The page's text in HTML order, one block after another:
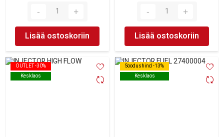
Lisää ostoskoriin Lisää ostoskoriin
OUTLET -30%
Kesklaos
OUTLET -30%
Kesklaos
Soodushind -13%
Kesklaos
Soodushind -13%
Kesklaos